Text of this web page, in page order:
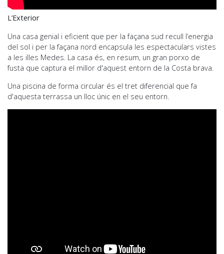
L’Exterior
Una casa genial i eficient que per la façana sud recull l’energia
del sol i per la façana nord encapsula les espectaculars vistes
a les illes Medes. La casa és, en resum, un gran porxo de
fusta que captura el millor d'aquest entorn de la Costa brava.
Una piscina de forma circular és el tret diferencial que fa
d'aquesta terrassa un lloc únic en el seu entorn.